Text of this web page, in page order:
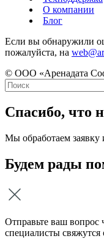
О компании
Блог
Если вы обнаружили
пожалуйста, на
© ООО «Аренадата
Спасибо, что
Мы обработаем заявку
Будем рады
Отправьте ваш
специалисты